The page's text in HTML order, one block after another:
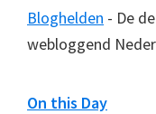
Bloghelden - De
webloggend
On this Day